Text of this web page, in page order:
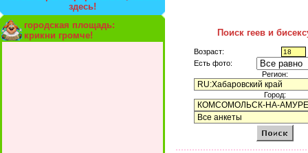
здесь!
городская площадь:
крикни громче!
Поиск геев и
Возраст:
Есть фото:
Регион:
Город: